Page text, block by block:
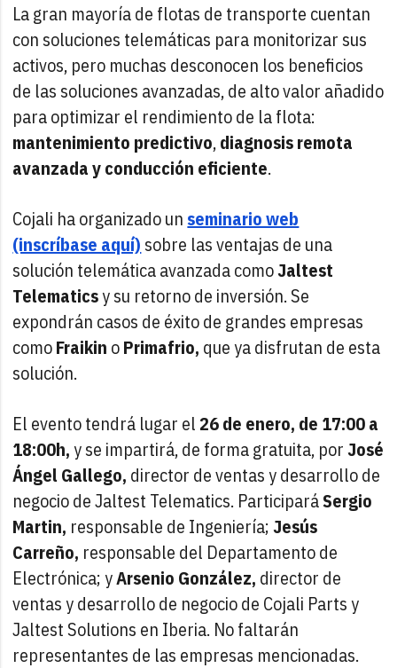
La gran mayoría de flotas de transporte cuentan
con soluciones telemáticas para monitorizar sus
activos, pero muchas desconocen los beneficios
de las soluciones avanzadas, de alto valor añadido
para optimizar el rendimiento de la flota:
mantenimiento predictivo,diagnosis remota
avanzada y conducción eficiente.
Cojali ha organizado un seminario web
(inscríbase aquí) sobre las ventajas de una
solución telemática avanzada comoJaltest
Telematicsy su retorno de inversión. Se
expondrán casos de éxito de grandes empresas
comoFraikin oPrimafrio, que ya disfrutan de esta
solución.
El evento tendrá lugar el26 de enero, de 17:00 a
18:00h,y se impartirá, de forma gratuita, porJosé
Ángel Gallego, director de ventas y desarrollo de
negocio de Jaltest Telematics. ParticiparáSergio
Martin, responsable de Ingeniería;Jesús
Carreño, responsable del Departamento de
Electrónica; yArsenio González, director de
ventas y desarrollo de negocio de Cojali Parts y
Jaltest Solutions en Iberia. No faltarán
representantes de las empresas mencionadas.